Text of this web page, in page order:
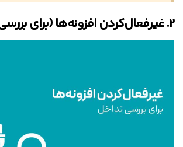
۲. غیرفعال‌کردن افزونه‌ها (برای بررسی تداخل)